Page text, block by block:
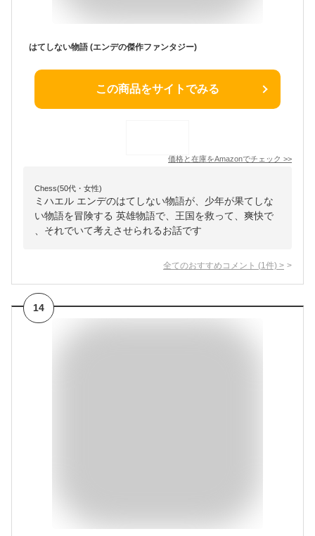
はてしない物語 (エンデの傑作ファンタジー)
この商品をサイトでみる
価格と在庫をAmazonでチェック >>
Chess(50代・女性)
ミハエル エンデのはてしない物語が、少年が果てしな
い物語を冒険する 英雄物語で、王国を救って、爽快で
、それでいて考えさせられるお話です
全てのおすすめコメント (1 件) >
14